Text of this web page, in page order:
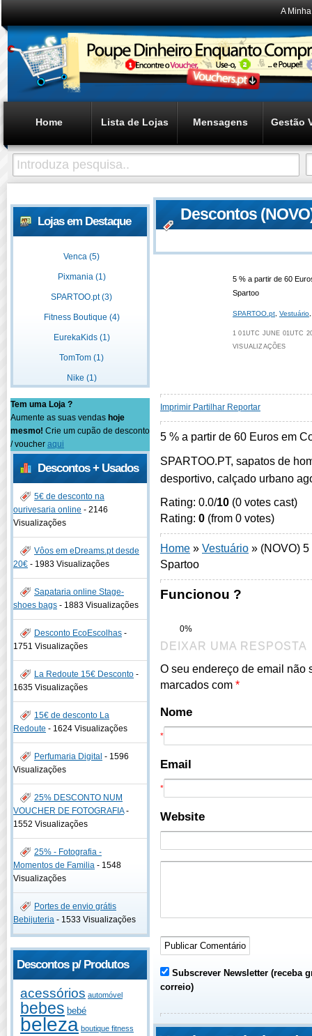
A
Home Lista de Lojas Mensagens Gestão
Lojas em Destaque
Venca (5)
Pixmania (1)
SPARTOO.pt (3)
Fitness Boutique (4)
EurekaKids (1)
TomTom (1)
Nike (1)
Tem uma Loja ?
Aumente as suas vendas hoje
mesmo! Crie um cupão de desconto
/ voucher aqui
Descontos + Usados
5€ de desconto na
ourivesaria online - 2146
Visualizações
Vôos em eDreams.pt desde
20€ - 1983 Visualizações
Sapataria online Stage-
shoes bags - 1883 Visualizações
Desconto EcoEscolhas -
1751 Visualizações
La Redoute 15€ Desconto -
1635 Visualizações
15€ de desconto La
Redoute - 1624 Visualizações
Perfumaria Digital - 1596
Visualizações
25% DESCONTO NUM
VOUCHER DE FOTOGRAFIA-
1552 Visualizações
25% - Fotografia -
Momentos de Familia - 1548
Visualizações
Portes de envio grátis
Bebijuteria - 1533 Visualizações
Descontos p/ Produtos
acessórios automóvel
bebes bebé
beleza boutique fitness
Descontos
5 % a partir de 60
Spartoo
SPARTOO.pt Vestuário
1 01UTC JUNE 01UTC
VISUALIZAÇÕES
Imprimir Partilhar Reportar
5 % a partir de 60 Euros em
SPARTOO.PT, sapatos de
desportivo, calçado urbano
Rating: 0.0/10 (0 votes cast)
Rating: 0 (from 0 votes)
Home » Vestuário » (NOVO)
Spartoo
Funcionou ?
0%
DEIXAR UMA RESPOSTA
O seu endereço de email não
marcados com *
Nome
*
Email
*
Website
Subscrever Newsletter (receba
correio)